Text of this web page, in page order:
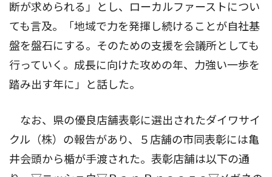
断が求められる」とし、ローカルファーストについ
ても言及。「地域で力を発揮し続けることが自社基
盤を盤石にする。そのための支援を会議所としても
行っていく。成長に向けた攻めの年、力強い一歩を
踏み出す年に」と話した。
なお、県の優良店舗表彰に選出されたダイワサイ
クル（株）の報告があり、５店舗の市同表彰には亀
井会頭から楯が手渡された。表彰店舗は以下の通